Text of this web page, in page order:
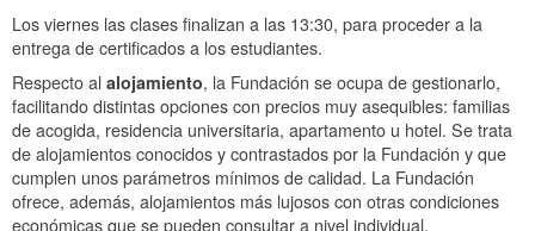
Los viernes las clases finalizan a las 13:30, para proceder a la
entrega de certificados a los estudiantes.
Respecto al alojamiento, la Fundación se ocupa de gestionarlo,
facilitando distintas opciones con precios muy asequibles: familias
de acogida, residencia universitaria, apartamento u hotel. Se trata
de alojamientos conocidos y contrastados por la Fundación y que
cumplen unos parámetros mínimos de calidad. La Fundación
ofrece, además, alojamientos más lujosos con otras condiciones
económicas que se pueden consultar a nivel individual.